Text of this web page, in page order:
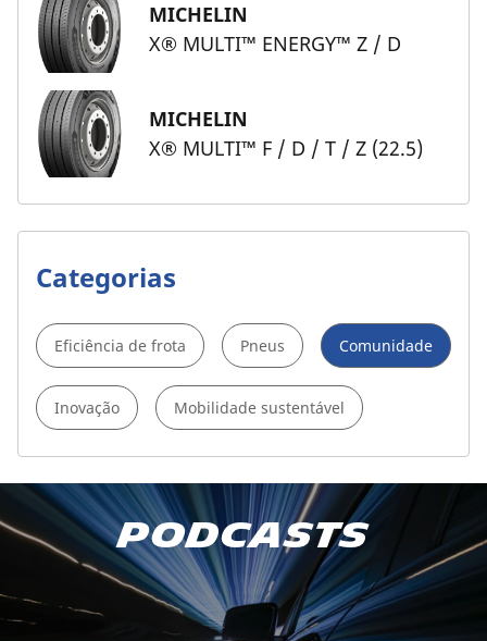
MICHELIN
X® MULTI™ ENERGY™ Z / D
MICHELIN
X® MULTI™ F / D / T / Z (22.5)
Categorias
Eficiência de frota Pneus Comunidade
Inovação Mobilidade sustentável
Podcasts
Descobrir os nossos
podcasts
Apple Podcast